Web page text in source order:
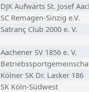
DJK Aufwärts St. Josef
SC Remagen-Sinzig e.V.
Satranç Club 2000 e. V.
Aachener SV 1856 e. V.
Kölner SK Dr. Lasker 186
SK Köln-Südwest